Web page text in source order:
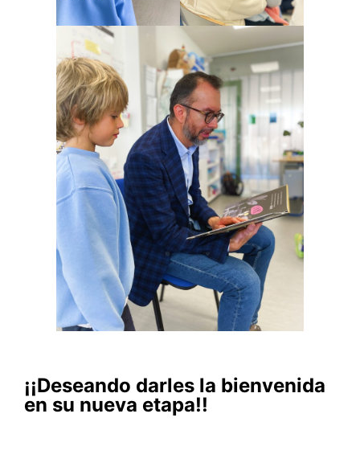
¡¡Deseando darles la bienvenida
en su nueva etapa!!